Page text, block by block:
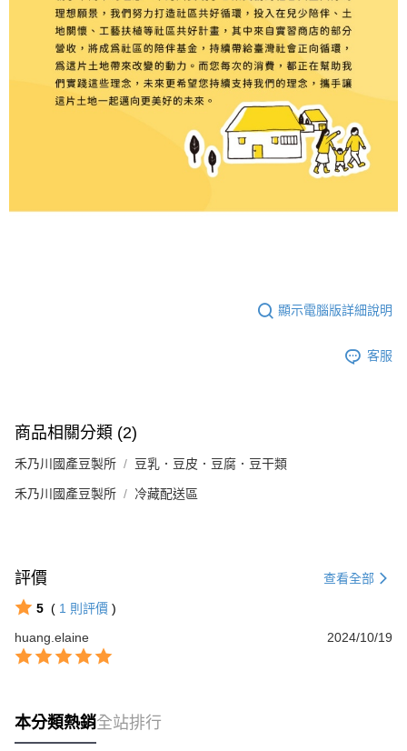
顯示電腦版詳細說明
客服
商品相關分類 (2)
禾乃川國產豆製所 豆乳．豆皮．豆腐．豆干類
禾乃川國產豆製所 冷藏配送區
評價 查看全部
5 ( 1 則評價 )
huang.elaine
2024/10/19
本分類熱銷全站排行